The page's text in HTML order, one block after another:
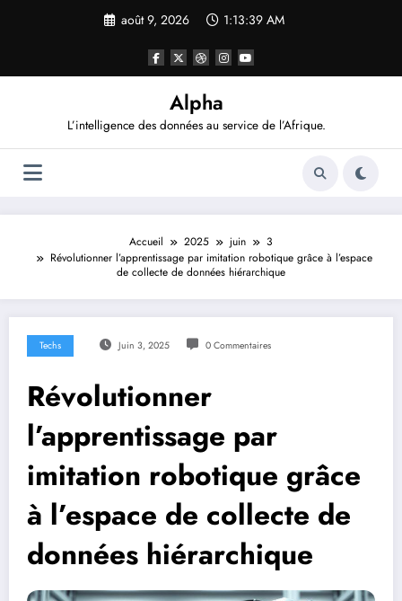
août 9, 2026 1:13:39 AM
Alpha
L’intelligence des données au service de l’Afrique.
Accueil 2025 juin
3
Révolutionner l’apprentissage par imitation robotique grâce à l’espace
de collecte de données hiérarchique
Techs Juin 3, 2025 0 Commentaires
Révolutionner
l’apprentissage par
imitation robotique grâce
à l’espace de collecte de
données hiérarchique